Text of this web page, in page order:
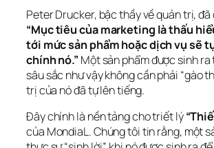
“Mục tiêu của marketing là thấu
tới mức sản phẩm hoặc dịch vụ sẽ
chính nó.” Một sản phẩm được sinh
sâu sắc như vậy không cần phải “gào
trị của nó đã tự lên tiếng.
Đây chính là nền tảng cho triết lý
của MondiaL. Chúng tôi tin rằng, một